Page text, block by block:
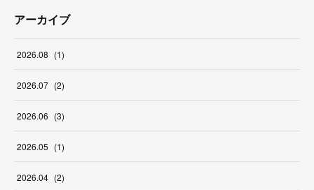
アーカイブ
2026.08 (1)
2026.07 (2)
2026.06 (3)
2026.05 (1)
2026.04 (2)